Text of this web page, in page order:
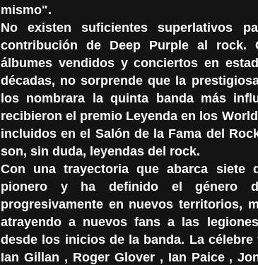
mismo".
No existen suficientes superlativos
contribución de Deep Purple al rock.
álbumes vendidos y conciertos en
décadas, no sorprende que la
los nombrara la quinta banda más
recibieron el premio Leyenda en los
incluidos en el Salón de la Fama del
son, sin duda, leyendas del rock.
Con una trayectoria que abarca siete
pionero y ha definido el género
progresivamente en nuevos territorios,
atrayendo a nuevos fans a las
desde los inicios de la banda. La
Ian Gillan , Roger Glover , Ian Paice ,